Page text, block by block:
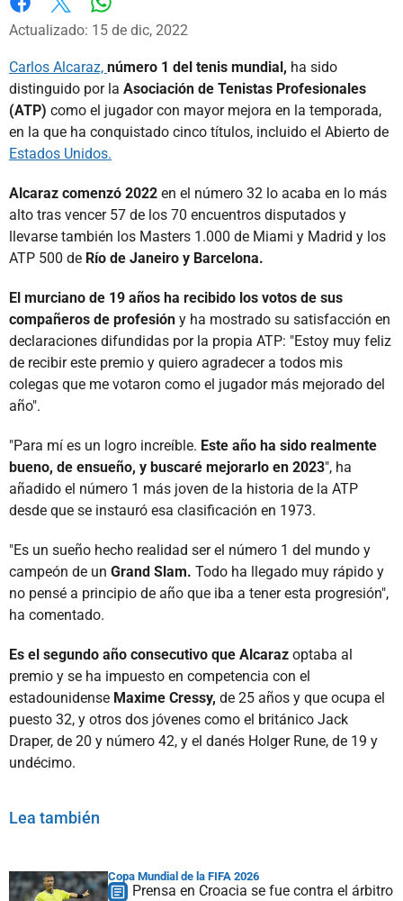
Facebook
X
Actualizado: 15 de dic, 2022
Carlos Alcaraz, número 1 del tenis mundial, ha sido
distinguido por la Asociación de Tenistas Profesionales
(ATP) como el jugador con mayor mejora en la temporada,
en la que ha conquistado cinco títulos, incluido el Abierto de
Estados Unidos.
Alcaraz comenzó 2022 en el número 32 lo acaba en lo más
alto tras vencer 57 de los 70 encuentros disputados y
llevarse también los Masters 1.000 de Miami y Madrid y los
ATP 500 de Río de Janeiro y Barcelona.
El murciano de 19 años ha recibido los votos de sus
compañeros de profesión y ha mostrado su satisfacción en
declaraciones difundidas por la propia ATP: "Estoy muy feliz
de recibir este premio y quiero agradecer a todos mis
colegas que me votaron como el jugador más mejorado del
año".
"Para mí es un logro increíble. Este año ha sido realmente
bueno, de ensueño, y buscaré mejorarlo en 2023", ha
añadido el número 1 más joven de la historia de la ATP
desde que se instauró esa clasificación en 1973.
"Es un sueño hecho realidad ser el número 1 del mundo y
campeón de un Grand Slam. Todo ha llegado muy rápido y
no pensé a principio de año que iba a tener esta progresión",
ha comentado.
Es el segundo año consecutivo que Alcaraz optaba al
premio y se ha impuesto en competencia con el
estadounidense Maxime Cressy, de 25 años y que ocupa el
puesto 32, y otros dos jóvenes como el británico Jack
Draper, de 20 y número 42, y el danés Holger Rune, de 19 y
undécimo.
Lea también
Copa Mundial de la FIFA 2026
Prensa en Croacia se fue contra el árbitro